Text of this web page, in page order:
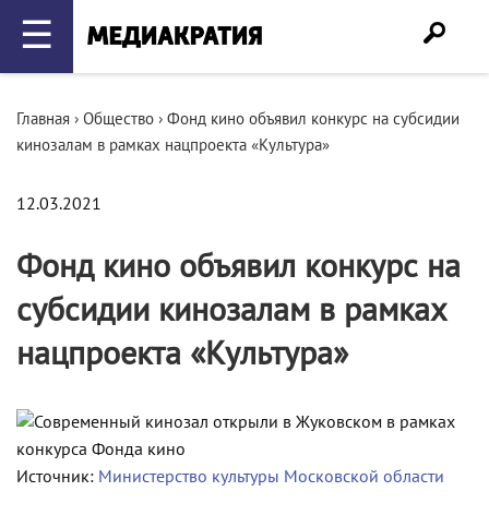
☰
Главная › Общество › Фонд кино объявил конкурс на субсидии
кинозалам в рамках нацпроекта «Культура»
12.03.2021
Фонд кино объявил конкурс на
субсидии кинозалам в рамках
нацпроекта «Культура»
Источник: Министерство культуры Московской области